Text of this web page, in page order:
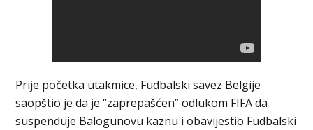
Prije početka utakmice, Fudbalski savez Belgije
saopštio je da je “zaprepašćen” odlukom FIFA da
suspenduje Balogunovu kaznu i obavijestio Fudbalski